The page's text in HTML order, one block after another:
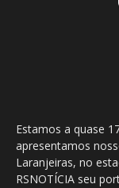
Estamos a quase
apresentamos
Laranjeiras, no
RSNOTÍCIA seu